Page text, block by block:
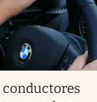
conductores